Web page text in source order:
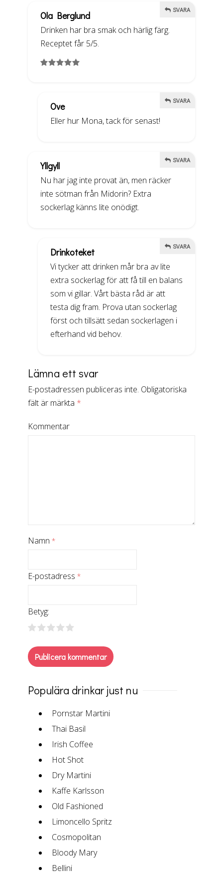
Ola Berglund SVARA
Drinken har bra smak och härlig färg.
Receptet får 5/5.
Ove SVARA
Eller hur Mona, tack för senast!
Yllgyll SVARA
Nu har jag inte provat än, men räcker
inte sötman från Midorin? Extra
sockerlag känns lite onödigt.
Drinkoteket SVARA
Vi tycker att drinken mår bra av lite
extra sockerlag för att få till en balans
som vi gillar. Vårt bästa råd är att
testa dig fram. Prova utan sockerlag
först och tillsätt sedan sockerlagen i
efterhand vid behov.
Lämna ett svar
E-postadressen publiceras inte. Obligatoriska
fält är märkta *
Kommentar
Namn *
E-postadress *
Betyg:
Populära drinkar just nu
Pornstar Martini
Thai Basil
Irish Coffee
Hot Shot
Dry Martini
Kaffe Karlsson
Old Fashioned
Limoncello Spritz
Cosmopolitan
Bloody Mary
Bellini